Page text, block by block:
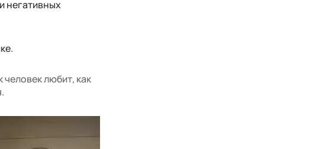
негативных
человек любит, как